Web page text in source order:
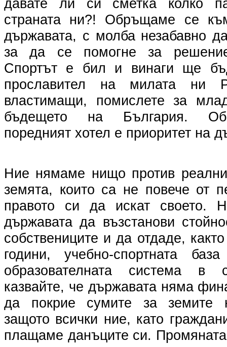
давате ли си сметка колко
страната ни?! Обръщаме се
държавата, с молба незабавно
за да се помогне за
Спортът е бил и винаги ще
прославител на милата ни
властимащи, помислете за
бъдещето на България.
поредният хотел е приоритет на
Ние нямаме нищо против
земята, които са не повече от
правото си да искат своето.
държавата да възстанови
собствениците и да отдаде,
години, учебно-спортната
образователната система
казвайте, че държавата няма
да покрие сумите за земите
защото всички ние, като
плащаме данъците си.